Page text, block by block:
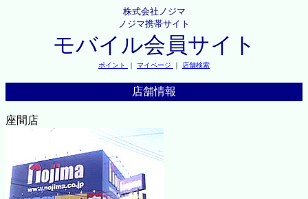
株式会社ノジマ
ノジマ携帯サイト
モバイル会員サイト
ポイント ｜ マイページ ｜ 店舗検索
店舗情報
座間店